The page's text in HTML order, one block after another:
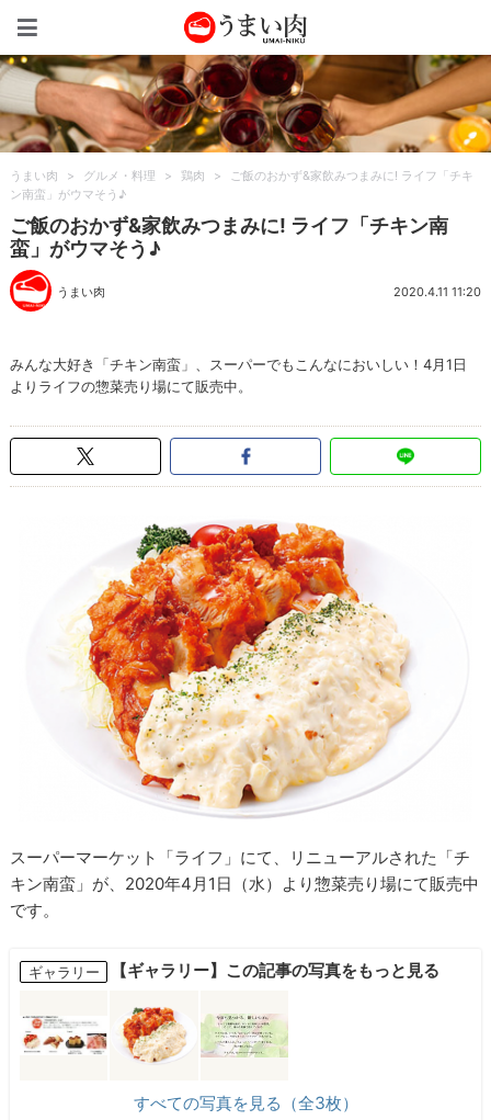
うまい肉 > グルメ・料理 > 鶏肉 >
ご飯のおかず&家飲みつまみに! ライフ「チキ
ン南蛮」がウマそう♪
ご飯のおかず&家飲みつまみに! ライフ「チキン南
蛮」がウマそう♪
うまい肉 2020.4.11 11:20
みんな大好き「チキン南蛮」、スーパーでもこんなにおいしい！4月1日
よりライフの惣菜売り場にて販売中。
スーパーマーケット「ライフ」にて、リニューアルされた「チ
キン南蛮」が、2020年4月1日（水）より惣菜売り場にて販売中
です。
ギャラリー 【ギャラリー】この記事の写真をもっと見る
すべての写真を見る（全3枚）